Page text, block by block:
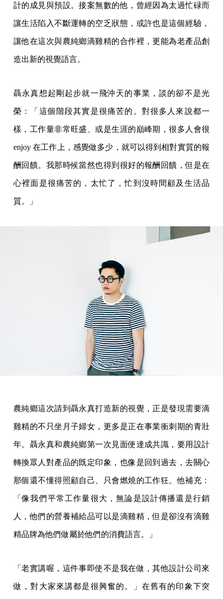
計的成見與預設。接案無數的他，曾經因為太過忙碌而
讓生活陷入不斷運轉的空乏狀態，或許也是這個經驗，
讓他在這次與農純鄉滴雞精的合作裡，更能為老產品創
造出新的視覺語言。
聶永真想起剛起步就一飛沖天的事業，談的卻不是光
榮：「這個階段其實是很痛苦的。對很多人來說都一
樣，工作量非常旺盛、或是生涯的巔峰期，很多人會很
enjoy 在工作上，感覺做多少，就可以得到相對實質的報
酬回饋。我那時候當然也得到很好的報酬回饋，但是在
心裡面是很痛苦的，太忙了，忙到沒時間顧及生活品
質。」
農純鄉這次請到聶永真打造新的視覺，正是發現需要滴
雞精的不只坐月子婦女，更多是正在事業衝刺期的青壯
年。聶永真和農純鄉第一次見面便達成共識，要用設計
轉換眾人對產品的既定印象，也像是回到過去，去關心
那個還不懂得照顧自己、只會燃燒的工作狂。他補充：
「像我們平常工作量很大，無論是設計傳播還是行銷
人，他們的營養補給品可以是滴雞精，但是卻沒有滴雞
精品牌為他們做屬於他們的消費語言。」
「老實講喔，這件事即使不是我在做，其他設計公司來
做，對大家來講都是很興奮的。」在舊有的印象下突